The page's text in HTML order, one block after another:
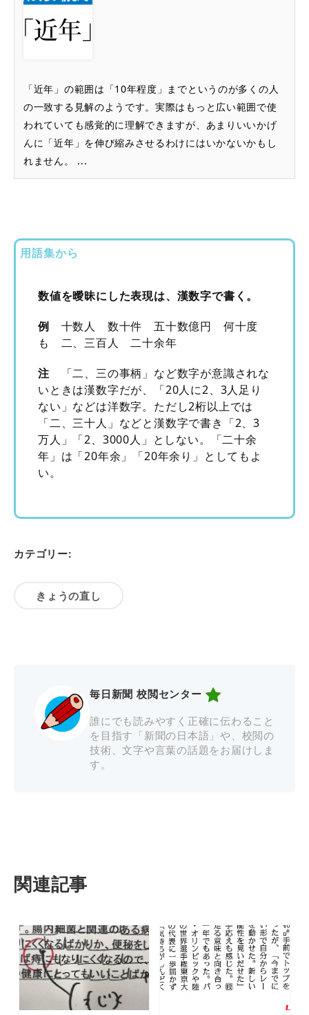
「近年」の範囲は「10年程度」までというのが多くの人
の一致する見解のようです。実際はもっと広い範囲で使
われていても感覚的に理解できますが、あまりいいかげ
んに「近年」を伸び縮みさせるわけにはいかないかもし
れません。 ...
用語集から
数値を曖昧にした表現は、漢数字で書く。
例 十数人 数十件 五十数億円 何十度
も 二、三百人 二十余年
注「二、三の事柄」など数字が意識されな
いときは漢数字だが、「20人に2、3人足り
ない」などは洋数字。ただし2桁以上では
「二、三十人」などと漢数字で書き「2、3
万人」「2、3000人」としない。「二十余
年」は「20年余」「20年余り」としてもよ
い。
カテゴリー:
きょうの直し
毎日新聞 校閲センター
誰にでも読みやすく正確に伝わること
を目指す「新聞の日本語」や、校閲の
技術、文字や言葉の話題をお届けしま
す。
関連記事